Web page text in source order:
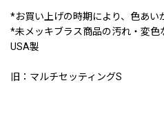
*お買い上げの時期により、色あい
*未メッキブラス商品の汚れ・変色
USA製
旧：マルチセッティングS